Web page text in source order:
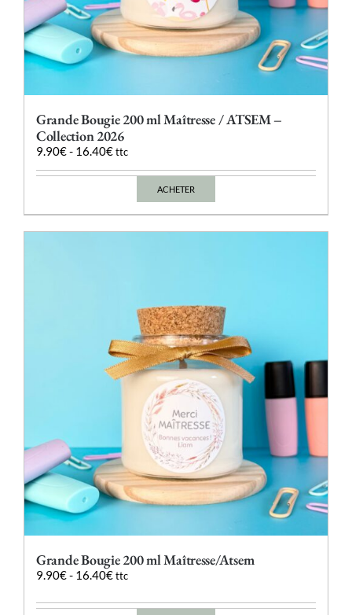
Grande Bougie 200 ml Maîtresse / ATSEM –
Collection 2026
9.90€- 16.40€ ttc
ACHETER
Ce
être
choisies
sur
la
page
du
produit
Grande Bougie 200 ml Maîtresse/Atsem
9.90€- 16.40€ ttc